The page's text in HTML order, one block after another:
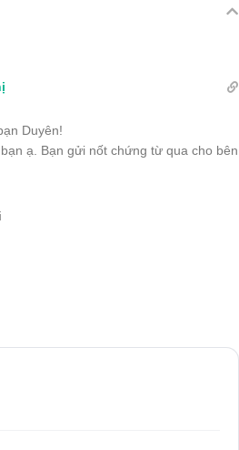
Duyên!
ạ. Bạn gửi nốt chứng từ qua cho bên